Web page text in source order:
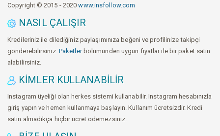
Copyright © 2015 - 2020www.insfollow.com
NASIL ÇALIŞIR
Kredileriniz ile dilediğiniz paylaşımınıza beğeni ve profilinize takipçi
gönderebilirsiniz. Paketlerbölümünden uygun fiyatlar ile bir paket satın
alabilirsiniz.
KIMLER KULLANABILIR
Instagram üyeliği olan herkes sistemi kullanabilir. Instagram hesabınızla
giriş yapın ve hemen kullanmaya başlayın. Kullanım ücretsizdir. Kredi
satın almadıkça hiçbir ücret ödemezsiniz.